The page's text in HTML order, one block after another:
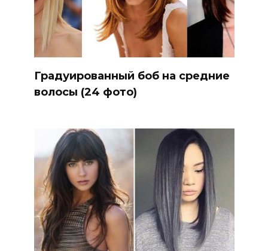
Градуированный боб на средние
волосы (24 фото)